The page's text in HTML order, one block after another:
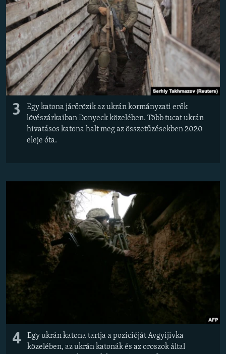
3
Egy katona járőrözik az ukrán kormányzati erők
lövészárkaiban Donyeck közelében. Több tucat ukrán
hivatásos katona halt meg az összetűzésekben 2020
eleje óta.
4
Egy ukrán katona tartja a pozícióját Avgyijivka
közelében, az ukrán katonák és az oroszok által